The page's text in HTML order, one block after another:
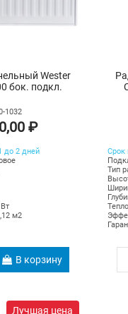
Wester
бок. подкл.
1032
₽
до 2 дней
м2
В корзину
Срок
Тип
Лучшая цена